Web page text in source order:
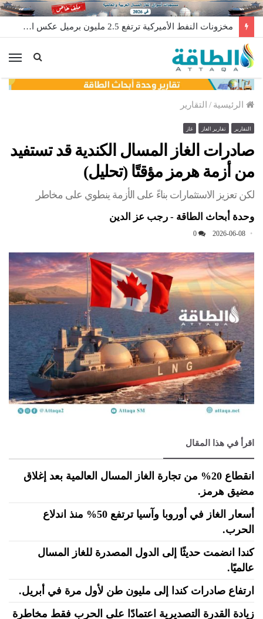
مخزونات النفط الأميركية ترتفع 2.5 مليون برميل عكس التوقعات
الرئيسية / التقارير
التقارير تقارير الغاز غاز
صادرات الغاز المسال الكندية قد تستفيد
من أزمة هرمز مؤقتًا (تحليل)
لكن تعزيز الاستثمارات بناءً على الأزمة ينطوي على مخاطر
وحدة أبحاث الطاقة - رجب عز الدين
2026-06-08
0
اقرأ في هذا المقال
انقطاع 20% من تجارة الغاز المسال العالمية بعد إغلاق
مضيق هرمز.
أسعار الغاز في أوروبا وآسيا ترتفع 50% منذ اندلاع
الحرب.
كندا انضمت حديثًا إلى الدول المصدرة للغاز المسال
عالميًا.
ارتفاع صادرات كندا إلى مليون طن لأول مرة في أبريل.
زيادة القدرة التصديرية اعتمادًا على الحرب فقط مخاطرة